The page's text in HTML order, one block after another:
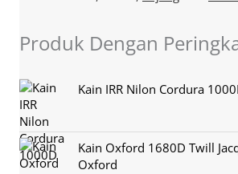
Produk Dengan
Kain IRR Nilon Cordura
Kain Oxford 1680D Twill
Oxford